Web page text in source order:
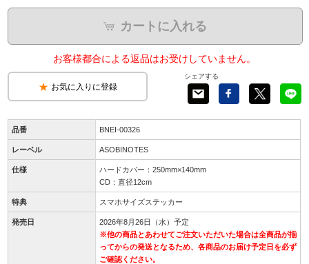
カートに入れる
お客様都合による返品はお受けしていません。
お気に入りに登録
シェアする
品番 BNEI-00326
レーベル ASOBINOTES
仕様
ハードカバー：250mm×140mm
CD：直径12cm
特典 スマホサイズステッカー
発売日
2026年8月26日（水）予定
※他の商品とあわせてご注文いただいた場合は全商品が揃
ってからの発送となるため、各商品のお届け予定日を必ず
ご確認ください。